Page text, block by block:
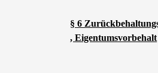
§ 6
, Eigentumsvorbehalt